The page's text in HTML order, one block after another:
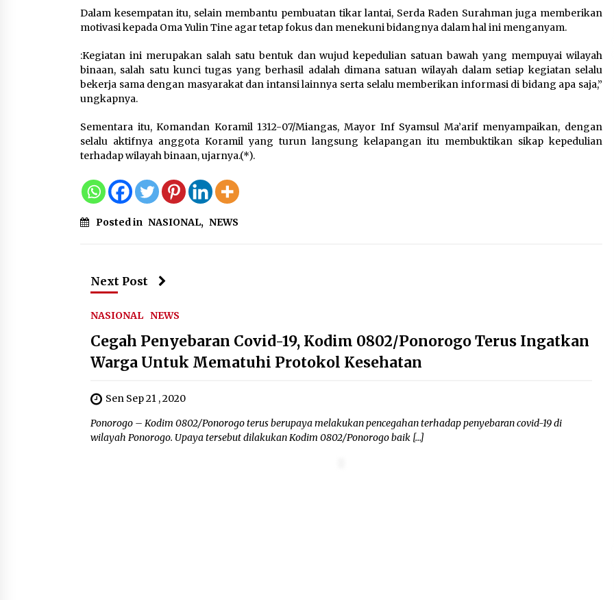
Kelompok 83 Laksanakan
Pendampingan Pembuatan
Spanduk Sebagai Upaya
Memperkuat Pemasaran
UMKM di Desa Cempaka
6 Agustus 2026
Lapas Kelas I Tangerang
Gelar Cek Kesehatan Gratis
dan Skrining TB Lanjutan
6 Agustus 2026
Dalam kesempatan itu, selain membantu pembuatan tikar lantai, Serda Raden Surahman juga memberikan
motivasi kepada Oma Yulin Tine agar tetap fokus dan menekuni bidangnya dalam hal ini menganyam.
:Kegiatan ini merupakan salah satu bentuk dan wujud kepedulian satuan bawah yang mempuyai wilayah
binaan, salah satu kunci tugas yang berhasil adalah dimana satuan wilayah dalam setiap kegiatan selalu
bekerja sama dengan masyarakat dan intansi lainnya serta selalu memberikan informasi di bidang apa saja,”
ungkapnya.
Sementara itu, Komandan Koramil 1312-07/Miangas, Mayor Inf Syamsul Ma’arif menyampaikan, dengan
selalu aktifnya anggota Koramil yang turun langsung kelapangan itu membuktikan sikap kepedulian
terhadap wilayah binaan, ujarnya.(*).
Posted in NASIONAL, NEWS
Next Post
NASIONAL NEWS
Cegah Penyebaran Covid-19, Kodim 0802/Ponorogo Terus Ingatkan
Warga Untuk Mematuhi Protokol Kesehatan
Sen Sep 21 , 2020
Ponorogo – Kodim 0802/Ponorogo terus berupaya melakukan pencegahan terhadap penyebaran covid-19 di
wilayah Ponorogo. Upaya tersebut dilakukan Kodim 0802/Ponorogo baik […]